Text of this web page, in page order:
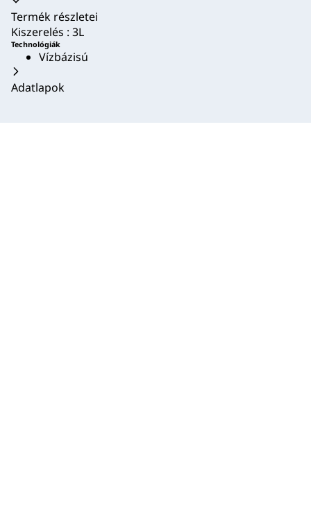
Termék részletei
Kiszerelés : 3L
Technológiák
Vízbázisú
Adatlapok